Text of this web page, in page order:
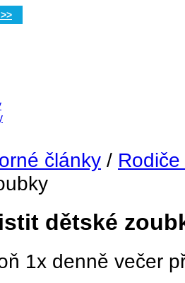
články /
dětské
1x denně večer